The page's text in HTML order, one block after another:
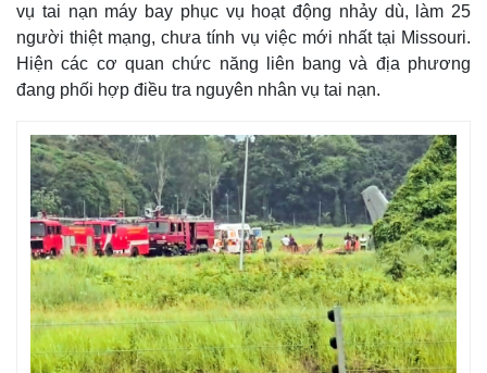
Thế giới
Quan sát
Cuộc sống đó đây
Hồ sơ
Multimedia
Video
Ảnh
E-Magazine
Infographic
vụ tai nạn máy bay phục vụ hoạt động nhảy dù, làm 25
người thiệt mạng, chưa tính vụ việc mới nhất tại Missouri.
Hiện các cơ quan chức năng liên bang và địa phương
đang phối hợp điều tra nguyên nhân vụ tai nạn.